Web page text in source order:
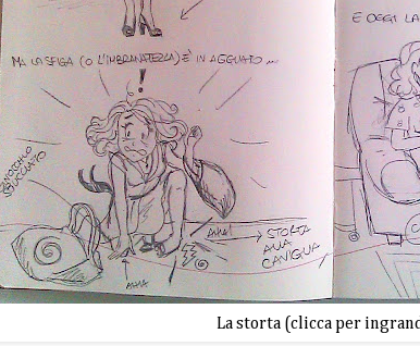
La storta (clicca per